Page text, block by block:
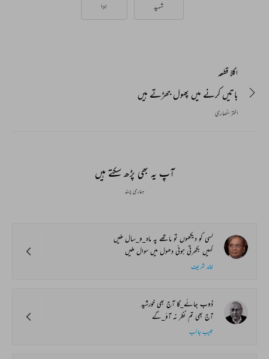
شہید ادا
اگلا قطعہ
باتیں کرنے میں پھول جھڑتے ہیں
اختر انصاری
آپ یہ بھی پڑھ سکتے ہیں
ہماری پسند
کسی کو دیکھوں تو ماتھے پہ ماہ_و_سال ملیں
کہیں بکھرتی ہوئی دھول میں سوال ملیں
خالد شریف
ڈوب جائے_گا آج بھی خورشید
آج بھی تم نظر نہ آؤ_گے
حبیب جالب